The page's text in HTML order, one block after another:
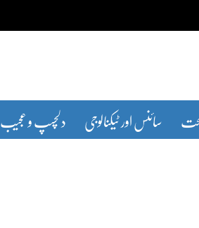
سائنس اور ٹیکنالوجی دلچسپ و عجیب